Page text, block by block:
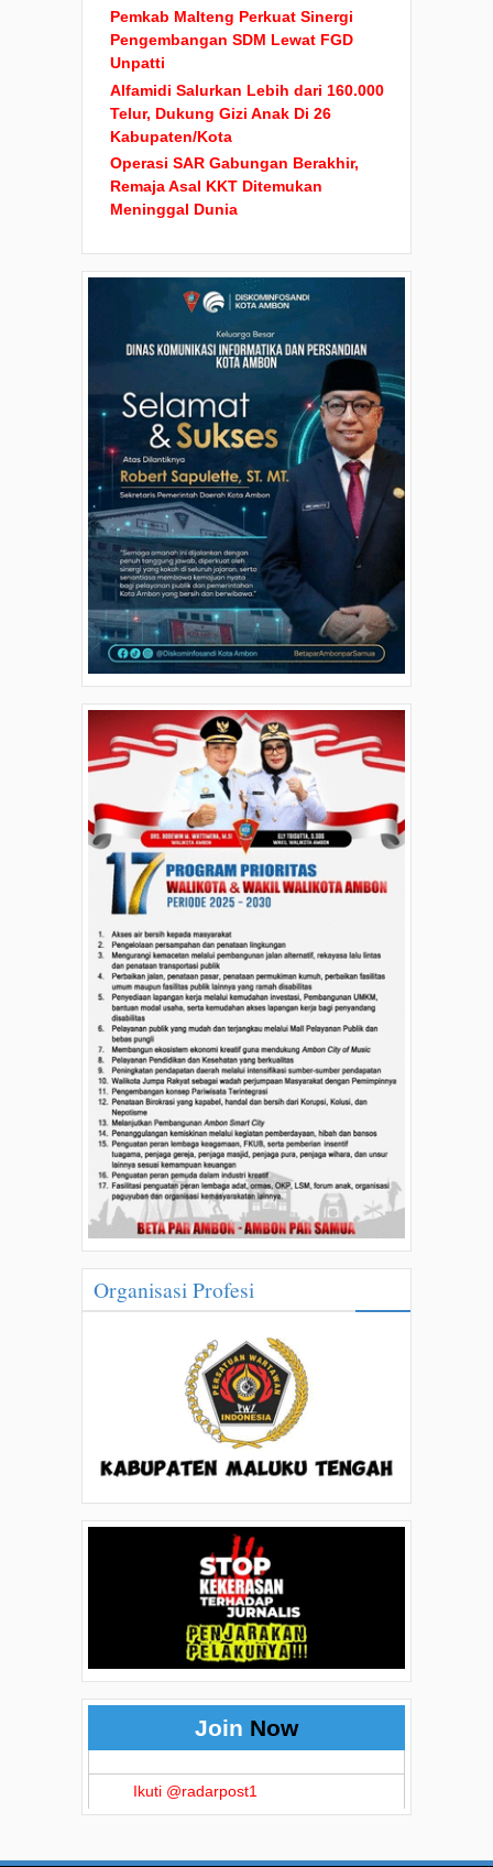
Pemkab Malteng Perkuat Sinergi
Pengembangan SDM Lewat FGD
Unpatti
Alfamidi Salurkan Lebih dari 160.000
Telur, Dukung Gizi Anak Di 26
Kabupaten/Kota
Operasi SAR Gabungan Berakhir,
Remaja Asal KKT Ditemukan
Meninggal Dunia
Organisasi Profesi
Join Now
Ikuti @radarpost1